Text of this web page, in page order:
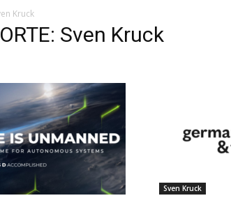
Kruck
Sven Kruck
Sven Kruck